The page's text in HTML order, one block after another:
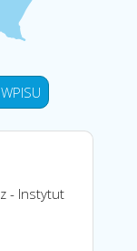
- Instytut